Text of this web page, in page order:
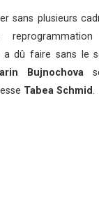
sans plusieurs
a dû faire sans le
Bujnochova
Tabea Schmid.